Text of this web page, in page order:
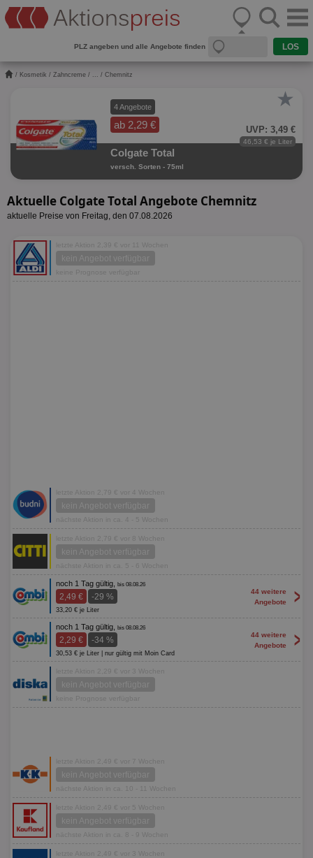
PLZ angeben und alle Angebote finden
/ Kosmetik / Zahncreme / ... / Chemnitz
4 Angebote
ab 2,29 €
★
UVP: 3,49 €
46,53 € je Liter
Colgate Total
versch. Sorten - 75ml
Aktuelle Colgate Total Angebote Chemnitz
aktuelle Preise von Freitag, den 07.08.2026
letzte Aktion 2,39 € vor 11 Wochen
kein Angebot verfügbar
keine Prognose verfügbar
letzte Aktion 2,79 € vor 4 Wochen
kein Angebot verfügbar
nächste Aktion in ca. 4 - 5 Wochen
letzte Aktion 2,79 € vor 8 Wochen
kein Angebot verfügbar
nächste Aktion in ca. 5 - 6 Wochen
noch 1 Tag gültig, bis 08.08.26
2,49 € -29 %
33,20 € je Liter
44 weitere
Angebote
>
noch 1 Tag gültig, bis 08.08.26
2,29 € -34 %
30,53 € je Liter | nur gültig mit Moin Card
44 weitere
Angebote
>
letzte Aktion 2,29 € vor 3 Wochen
kein Angebot verfügbar
keine Prognose verfügbar
letzte Aktion 2,49 € vor 7 Wochen
kein Angebot verfügbar
nächste Aktion in ca. 10 - 11 Wochen
letzte Aktion 2,49 € vor 5 Wochen
kein Angebot verfügbar
nächste Aktion in ca. 8 - 9 Wochen
letzte Aktion 2,49 € vor 3 Wochen